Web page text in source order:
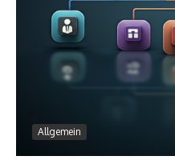
Allgemein